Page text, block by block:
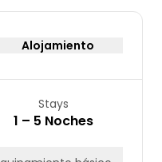
Alojamiento
Stays
1 – 5 Noches